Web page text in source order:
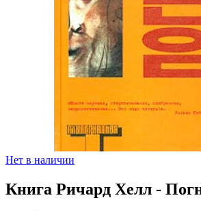
Нет в наличии
Книга Ричард Хелл -